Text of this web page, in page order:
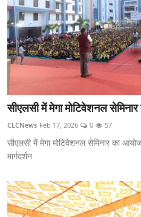
सीएलसी में मेगा मोटिवेशनल
CLCNews Feb 17, 2026 0 57
सीएलसी में मेगा मोटिवेशनल सेमिनार का
मार्गदर्शन